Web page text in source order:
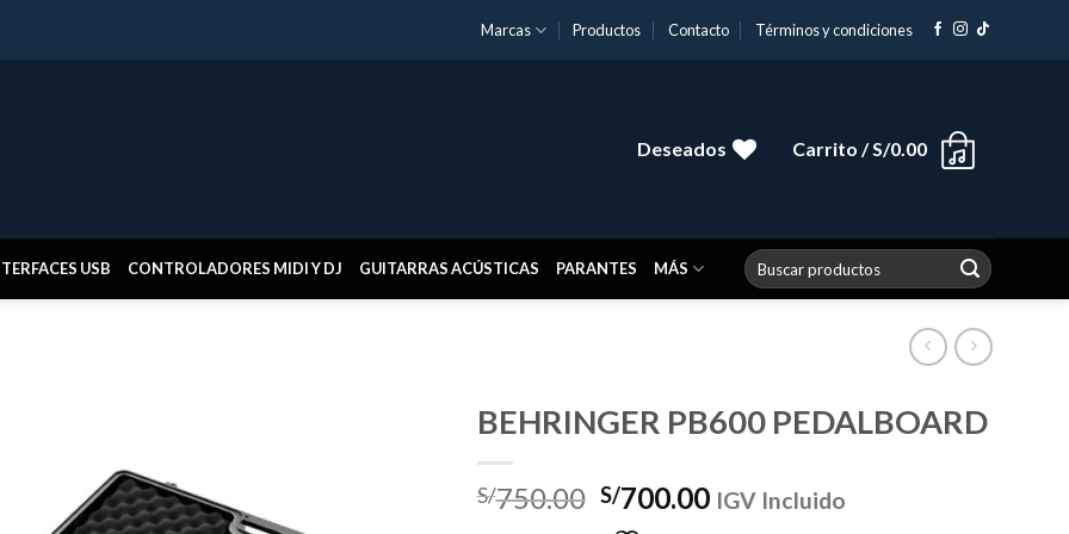
Marcas Productos Contacto Términos y condiciones
Deseados Carrito /S/0.00
USB CONTROLADORES MIDI Y DJ GUITARRAS ACÚSTICAS PARANTES MÁS
Buscar
por:
BEHRINGER PB600 PEDALBOARD
S/750.00 El
precio
S/700.00El
IGV Incluido